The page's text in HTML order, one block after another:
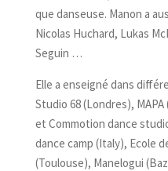
que danseuse. Manon a
Nicolas Huchard, Lukas
Seguin …
Elle a enseigné dans
Studio 68 (Londres), MAPA
et Commotion dance
dance camp (Italy), Ecole
(Toulouse), Manelogui